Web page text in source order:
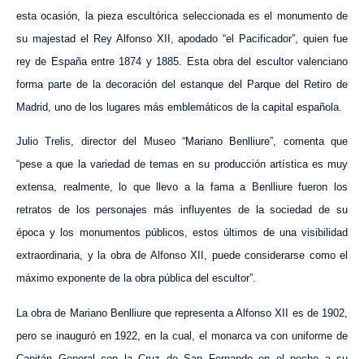
esta ocasión, la pieza escultórica seleccionada es el monumento de
su majestad el Rey Alfonso XII, apodado “el Pacificador”, quien fue
rey de España entre 1874 y 1885. Esta obra del escultor valenciano
forma parte de la decoración del estanque del Parque del Retiro de
Madrid, uno de los lugares más emblemáticos de la capital española.
Julio Trelis, director del Museo “Mariano Benlliure”, comenta que
“pese a que la variedad de temas en su producción artística es muy
extensa, realmente, lo que llevo a la fama a Benlliure fueron los
retratos de los personajes más influyentes de la sociedad de su
época y los monumentos públicos, estos últimos de una visibilidad
extraordinaria, y la obra de Alfonso XII, puede considerarse como el
máximo exponente de la obra pública del escultor”.
La obra de Mariano Benlliure que representa a Alfonso XII es de 1902,
pero se inauguró en 1922, en la cual, el monarca va con uniforme de